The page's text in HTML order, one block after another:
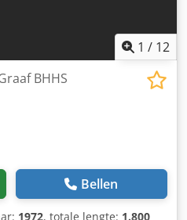
1 / 12
BHHS
Bellen
1972, totale lengte: 1.800